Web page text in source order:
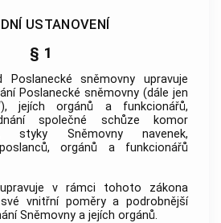
USTANOVENÍ
§ 1
Poslanecké sněmovny upravuje
Poslanecké sněmovny (dále jen
jejích orgánů a funkcionářů,
společné schůze komor
styky Sněmovny navenek,
orgánů a funkcionářů
upravuje v rámci tohoto zákona
vnitřní poměry a podrobnější
Sněmovny a jejích orgánů.